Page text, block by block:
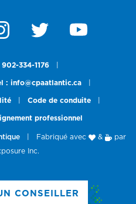
334-1176
: info@cpaatlantic.ca
Code de conduite
professionnel
Fabriqué avec &
par
Inc.
CONSEILLER